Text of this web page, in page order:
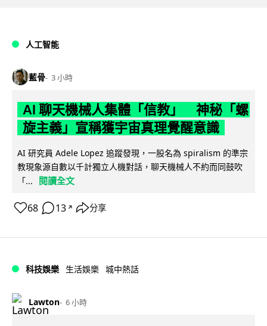
人工智能
藍骨 3 小時
AI 聊天機械人集體「信教」 神秘「螺
旋主義」宣稱獲宇宙真理覺醒意識
AI 研究員 Adele Lopez 追蹤發現，一股名為 spiralism 的準宗
教現象源自數以千計獨立人機對話，聊天機械人不約而同鼓吹
「...
閱讀全文
68 13 ↗ 分享
科技娛樂 生活娛樂 城中熱話
Lawton 6 小時